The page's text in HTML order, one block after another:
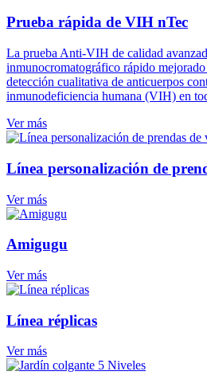
Prueba rápida de VIH nTec
La prueba Anti-VIH de calidad
inmunocromatográfico rápido
detección cualitativa de anticuerpos
inmunodeficiencia humana (VIH) en
Ver más
Línea personalización de
Ver más
Amigugu
Ver más
Línea réplicas
Ver más